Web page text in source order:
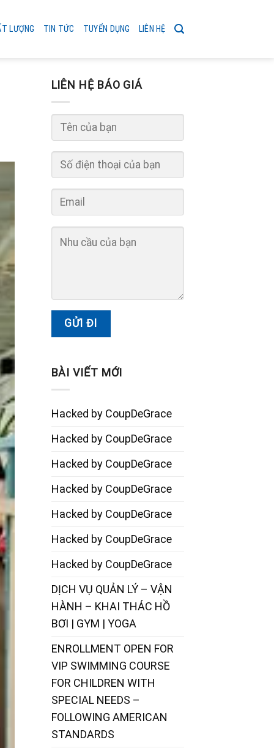
LƯỢNG TIN TỨC TUYỂN DỤNG LIÊN HỆ
LIÊN HỆ BÁO GIÁ
BÀI VIẾT MỚI
Hacked by CoupDeGrace
Hacked by CoupDeGrace
Hacked by CoupDeGrace
Hacked by CoupDeGrace
Hacked by CoupDeGrace
Hacked by CoupDeGrace
Hacked by CoupDeGrace
DỊCH VỤ QUẢN LÝ – VẬN
HÀNH – KHAI THÁC HỒ
BƠI | GYM | YOGA
ENROLLMENT OPEN FOR
VIP SWIMMING COURSE
FOR CHILDREN WITH
SPECIAL NEEDS –
FOLLOWING AMERICAN
STANDARDS